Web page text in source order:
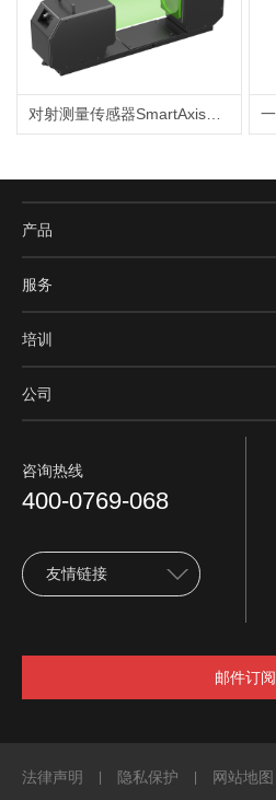
产品
服务
培训
公司
咨询热线
400-0769-068
友情链接
邮件订阅
法律声明 隐私保护 网站地图